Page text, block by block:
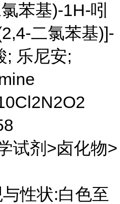
苯基)-1H-吲
二氯苯基)]-
; 乐尼安;
试剂>卤化物>
性状:白色至